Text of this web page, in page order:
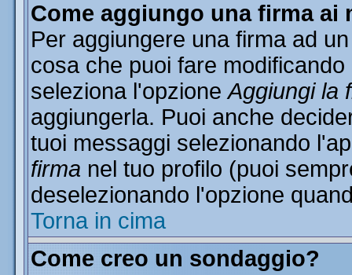
Come aggiungo una firma ai
Per aggiungere una firma ad
cosa che puoi fare
seleziona l'opzioneAggiungi la
aggiungerla. Puoi anche
tuoi messaggi selezionando
firma nel tuo profilo (puoi
deselezionando l'opzione
Torna in cima
Come creo un sondaggio?